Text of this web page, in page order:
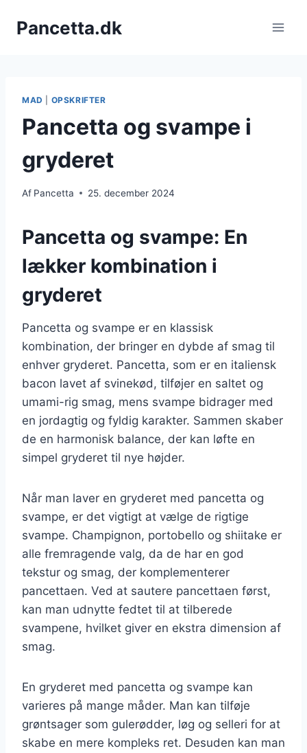
Pancetta.dk
MAD OPSKRIFTER
Pancetta og svampe i
gryderet
Af Pancetta 25. december 2024
Pancetta og svampe: En
lækker kombination i
gryderet
Pancetta og svampe er en klassisk
kombination, der bringer en dybde af smag til
enhver gryderet. Pancetta, som er en italiensk
bacon lavet af svinekød, tilføjer en saltet og
umami-rig smag, mens svampe bidrager med
en jordagtig og fyldig karakter. Sammen skaber
de en harmonisk balance, der kan løfte en
simpel gryderet til nye højder.
Når man laver en gryderet med pancetta og
svampe, er det vigtigt at vælge de rigtige
svampe. Champignon, portobello og shiitake er
alle fremragende valg, da de har en god
tekstur og smag, der komplementerer
pancettaen. Ved at sautere pancettaen først,
kan man udnytte fedtet til at tilberede
svampene, hvilket giver en ekstra dimension af
smag.
En gryderet med pancetta og svampe kan
varieres på mange måder. Man kan tilføje
grøntsager som gulerødder, løg og selleri for at
skabe en mere kompleks ret. Desuden kan man